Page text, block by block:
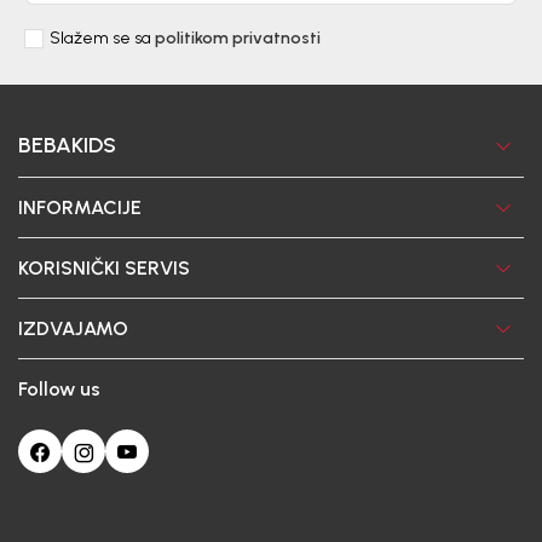
Slažem se sa politikom privatnosti
BEBAKIDS
INFORMACIJE
KORISNIČKI SERVIS
IZDVAJAMO
Follow us